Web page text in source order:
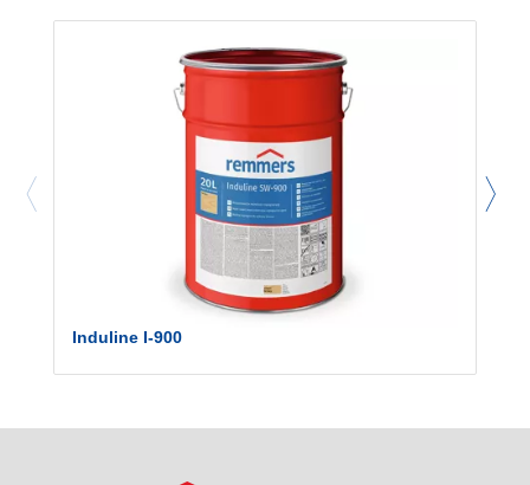
Induline I-900